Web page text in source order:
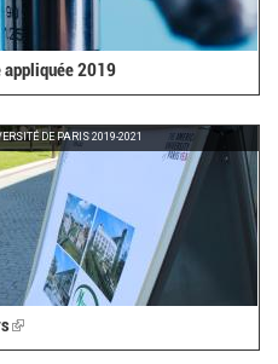
appliquée 2019
DE PARIS 2019-2021
(link
is